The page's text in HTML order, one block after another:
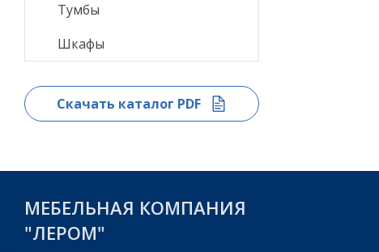
Тумбы
Шкафы
Скачать каталог PDF
МЕБЕЛЬНАЯ КОМПАНИЯ
"ЛЕРОМ"